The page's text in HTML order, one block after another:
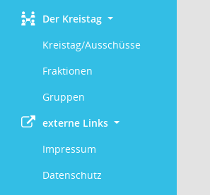
Der Kreistag
Kreistag/Ausschüsse
Fraktionen
Gruppen
externe Links
Impressum
Datenschutz